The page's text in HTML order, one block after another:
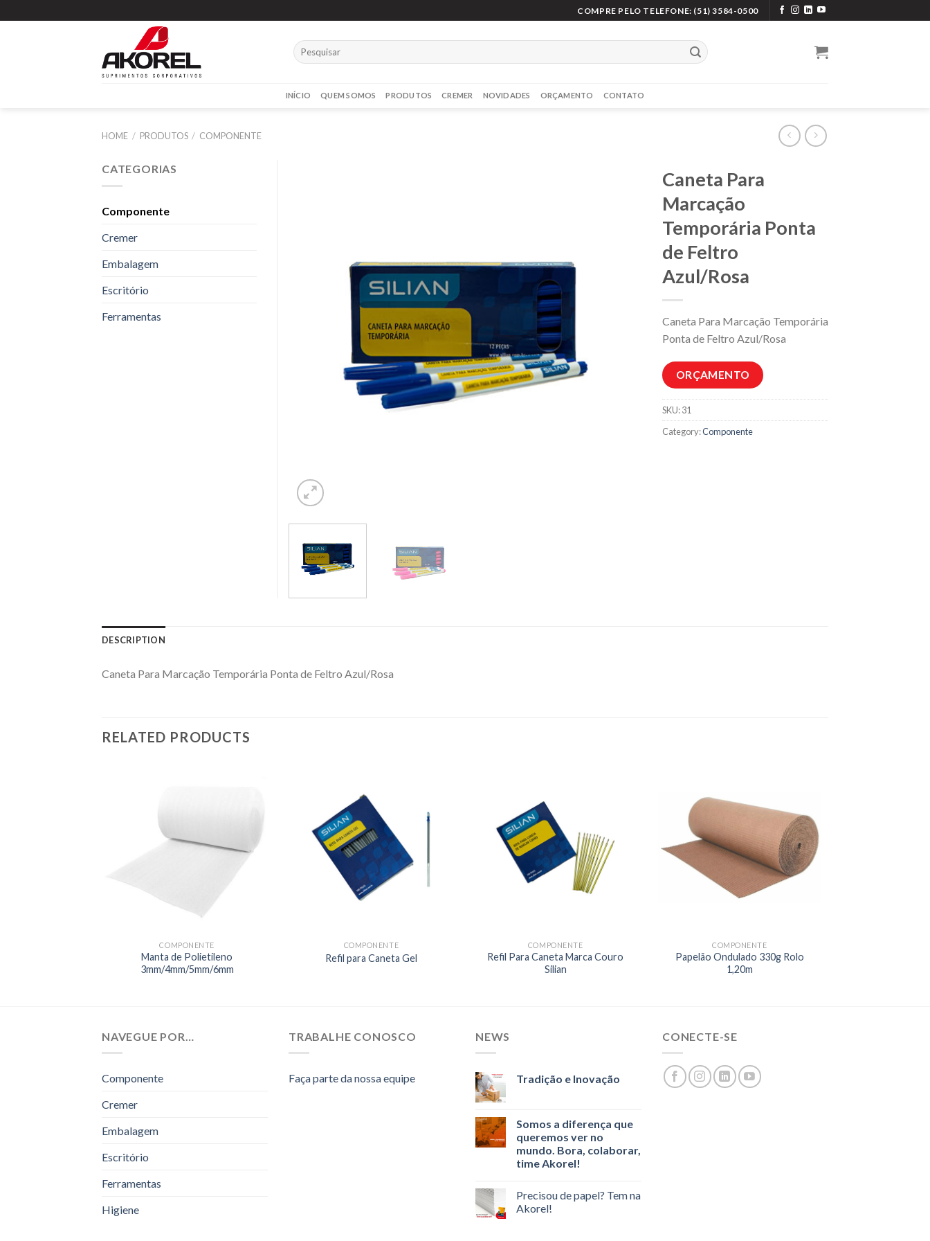
COMPRE PELO TELEFONE: (51) 3584-0500
INÍCIO QUEM SOMOS PRODUTOS CREMER NOVIDADES ORÇAMENTO CONTATO
HOME / PRODUTOS / COMPONENTE
Caneta Para
Marcação
Temporária Ponta
de Feltro
Azul/Rosa
Caneta Para Marcação Temporária
Ponta de Feltro Azul/Rosa
ORÇAMENTO
SKU:31
Category:Componente
CATEGORIAS
Componente
Cremer
Embalagem
Escritório
Ferramentas
DESCRIPTION
Caneta Para Marcação Temporária Ponta de Feltro Azul/Rosa
RELATED PRODUCTS
COMPONENTE
Manta de Polietileno
3mm/4mm/5mm/6mm
COMPONENTE
Refil para Caneta Gel
COMPONENTE
Refil Para Caneta Marca Couro
Silian
COMPONENTE
Papelão Ondulado 330g Rolo
1,20m
NAVEGUE POR…
Componente
Cremer
Embalagem
Escritório
Ferramentas
Higiene
TRABALHE CONOSCO
Faça parte da nossa equipe
NEWS
Tradição e Inovação
Somos a diferença que
queremos ver no
mundo. Bora, colaborar,
time Akorel!
Precisou de papel? Tem na
Akorel!
CONECTE-SE